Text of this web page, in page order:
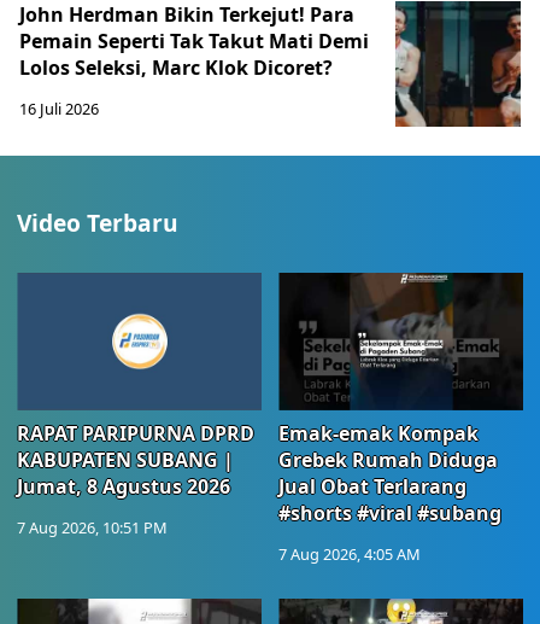
John Herdman Bikin Terkejut! Para
Pemain Seperti Tak Takut Mati Demi
Lolos Seleksi, Marc Klok Dicoret?
16 Juli 2026
Video Terbaru
RAPAT PARIPURNA DPRD
KABUPATEN SUBANG |
Jumat, 8 Agustus 2026
7 Aug 2026, 10:51 PM
Emak-emak Kompak
Grebek Rumah Diduga
Jual Obat Terlarang
#shorts #viral #subang
7 Aug 2026, 4:05 AM